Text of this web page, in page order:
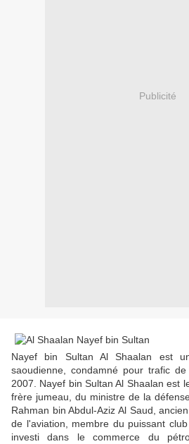
Publicité
Nayef bin Sultan Al Shaalan est
saoudienne, condamné pour trafic
2007. Nayef bin Sultan Al Shaalan est
frère jumeau, du ministre de la
Rahman bin Abdul-Aziz Al Saud,
de l'aviation, membre du puissant
investi dans le commerce du